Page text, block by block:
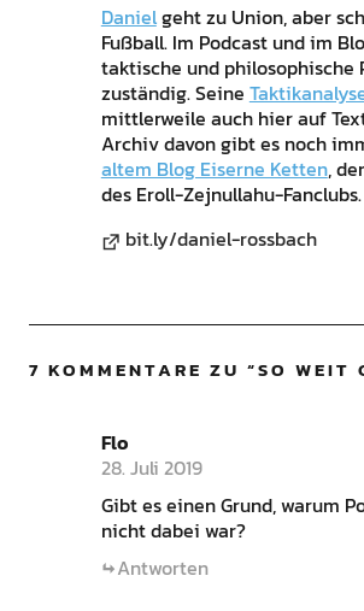
Danielgeht zu Union, aber
Fußball. Im Podcast und im
taktische und philosophische
zuständig. Seine
mittlerweile auch hier auf
Archiv davon gibt es noch
altem Blog Eiserne Ketten,
des Eroll-Zejnullahu-Fanclubs.
bit.ly/daniel-rossbach
7 KOMMENTARE ZU “SO WEIT
Flo
28. Juli 2019
Gibt es einen Grund, warum
nicht dabei war?
Antworten